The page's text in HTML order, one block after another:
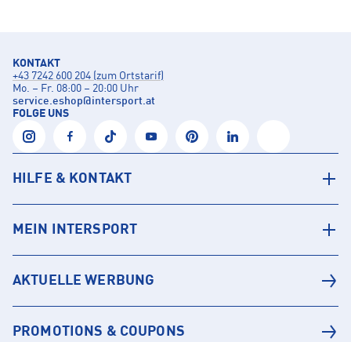
KONTAKT
+43 7242 600 204 (zum Ortstarif)
Mo. – Fr. 08:00 – 20:00 Uhr
service.eshop@intersport.at
FOLGE UNS
HILFE & KONTAKT
MEIN INTERSPORT
AKTUELLE WERBUNG
PROMOTIONS & COUPONS